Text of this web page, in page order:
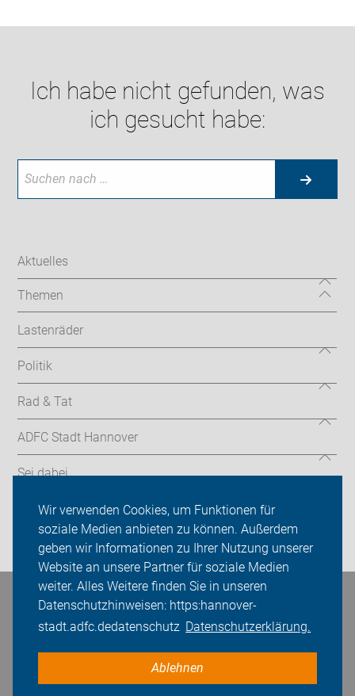
Wir verwenden Cookies, um Funktionen für
soziale Medien anbieten zu können. Außerdem
geben wir Informationen zu Ihrer Nutzung unserer
Website an unsere Partner für soziale Medien
weiter. Alles Weitere finden Sie in unseren
Datenschutzhinweisen: https:hannover-
stadt.adfc.dedatenschutz Datenschutzerklärung.
Ablehnen
Ich habe nicht gefunden, was
ich gesucht habe:
Aktuelles
Themen
Lastenräder
Politik
Rad & Tat
ADFC Stadt Hannover
Sei dabei
Presse
Login
Bleiben Sie in Kontakt